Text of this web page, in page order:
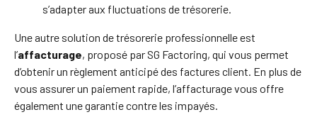
s’adapter aux fluctuations de trésorerie.
Une autre solution de trésorerie professionnelle est
l’affacturage, proposé par SG Factoring, qui vous permet
d’obtenir un règlement anticipé des factures client. En plus de
vous assurer un paiement rapide, l’affacturage vous offre
également une garantie contre les impayés.